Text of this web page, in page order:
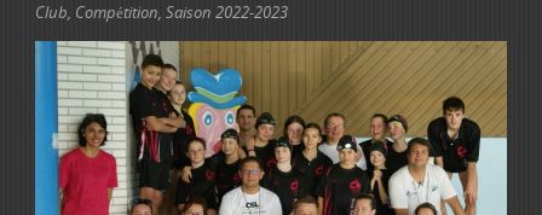
Club, Compétition, Saison 2022-2023